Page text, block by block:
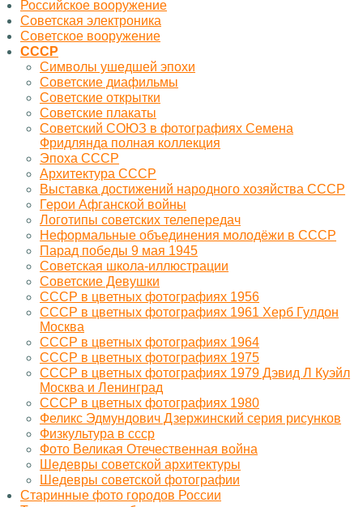
Российское вооружение
Советская электроника
Советское вооружение
СССР
Символы ушедшей эпохи
Советские диафильмы
Советские открытки
Советские плакаты
Советский СОЮЗ в фотографиях Семена
Фридлянда полная коллекция
Эпоха СССР
Архитектура СССР
Выставка достижений народного хозяйства СССР
Герои Афганской войны
Логотипы советских телепередач
Неформальные объединения молодёжи в СССР
Парад победы 9 мая 1945
Советская школа-иллюстрации
Советские Девушки
СССР в цветных фотографиях 1956
СССР в цветных фотографиях 1961 Херб Гулдон
Москва
СССР в цветных фотографиях 1964
СССР в цветных фотографиях 1975
СССР в цветных фотографиях 1979 Дэвид Л Куэйл
Москва и Ленинград
СССР в цветных фотографиях 1980
Феликс Эдмундович Дзержинский серия рисунков
Физкультура в ссср
Фото Великая Отечественная война
Шедевры советской архитектуры
Шедевры советской фотографии
Старинные фото городов России